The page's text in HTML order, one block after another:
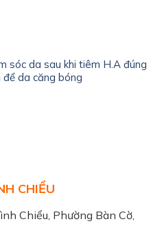
sóc da sau khi tiêm H.A đúng
để da căng bóng
CHIỂU
Chiểu, Phường Bàn Cờ,